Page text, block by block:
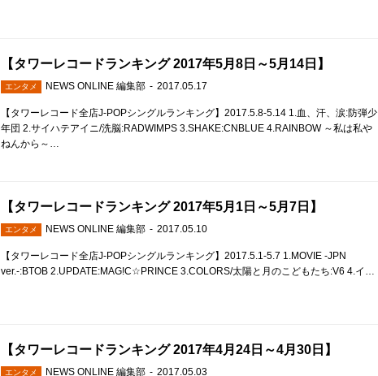
【タワーレコードランキング 2017年5月8日～5月14日】
エンタメ NEWS ONLINE 編集部 2017.05.17
【タワーレコード全店J-POPシングルランキング】2017.5.8-5.14 1.血、汗、涙:防弾少
年団 2.サイハテアイニ/洗脳:RADWIMPS 3.SHAKE:CNBLUE 4.RAINBOW ～私は私や
ねんから～…
【タワーレコードランキング 2017年5月1日～5月7日】
エンタメ NEWS ONLINE 編集部 2017.05.10
【タワーレコード全店J-POPシングルランキング】2017.5.1-5.7 1.MOVIE -JPN
ver.-:BTOB 2.UPDATE:MAG!C☆PRINCE 3.COLORS/太陽と月のこどもたち:V6 4.イ…
【タワーレコードランキング 2017年4月24日～4月30日】
エンタメ NEWS ONLINE 編集部 2017.05.03